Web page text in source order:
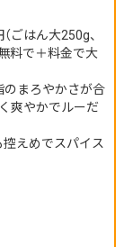
ごはん大250g、
料で＋料金で大
のまろやかさが合
爽やかでルーだ
えめでスパイス